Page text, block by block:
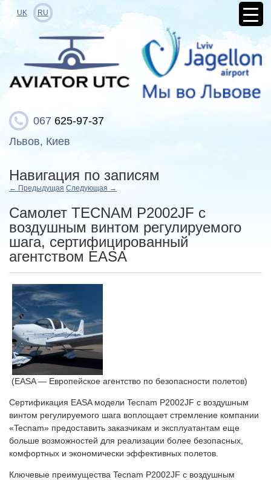
UK RU
067 625-97-37
Львов, Киев
Навигация по записям
← Предыдущая Следующая →
Самолет TECNAM P2002JF с
воздушным винтом регулируемого
шага, сертифицированный
агентством EASA
(EASA — Европейское агентство по безопасности полетов)
Сертификация EASA модели Tecnam P2002JF с воздушным
винтом регулируемого шага воплощает стремление компании
«Tecnam» предоставить заказчикам и эксплуатантам еще
больше возможностей для реализации более безопасных,
комфортных и экономически эффективных полетов.
Ключевые преимущества Tecnam P2002JF с воздушным